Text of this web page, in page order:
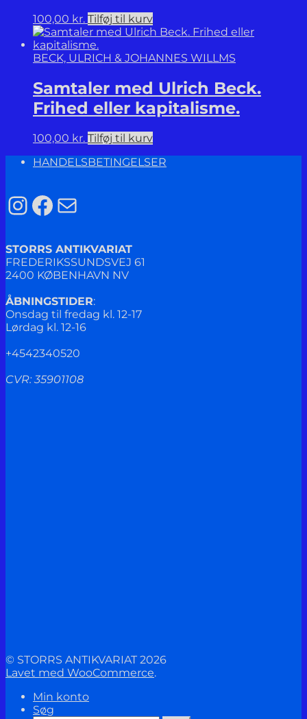
100,00 kr. Tilføj til kurv
BECK, ULRICH & JOHANNES WILLMS
Samtaler med Ulrich Beck.
Frihed eller kapitalisme.
100,00 kr. Tilføj til kurv
HANDELSBETINGELSER
Instagram
Facebook
Mail
STORRS ANTIKVARIAT
FREDERIKSSUNDSVEJ 61
2400 KØBENHAVN NV
ÅBNINGSTIDER:
Onsdag til fredag kl. 12-17
Lørdag kl. 12-16
+4542340520
CVR: 35901108
© STORRS ANTIKVARIAT 2026
Lavet med WooCommerce.
Min konto
Søg